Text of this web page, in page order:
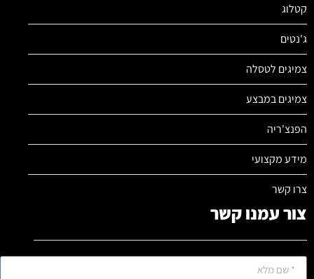
קטלוג
ג'נטים
צמיגים לטסלה
צמיגים במבצע
הפנצ'ריה
מידע מקצועי
צרו קשר
צור עמנו קשר